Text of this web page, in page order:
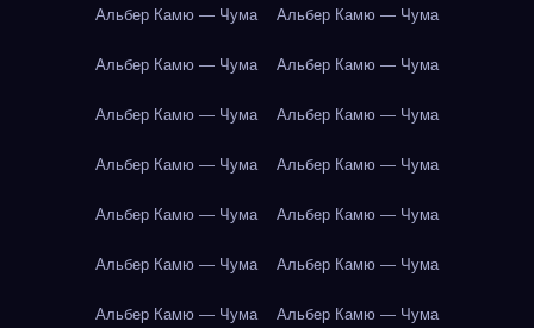
Альбер Камю — Чума Альбер Камю — Чума
Альбер Камю — Чума Альбер Камю — Чума
Альбер Камю — Чума Альбер Камю — Чума
Альбер Камю — Чума Альбер Камю — Чума
Альбер Камю — Чума Альбер Камю — Чума
Альбер Камю — Чума Альбер Камю — Чума
Альбер Камю — Чума Альбер Камю — Чума